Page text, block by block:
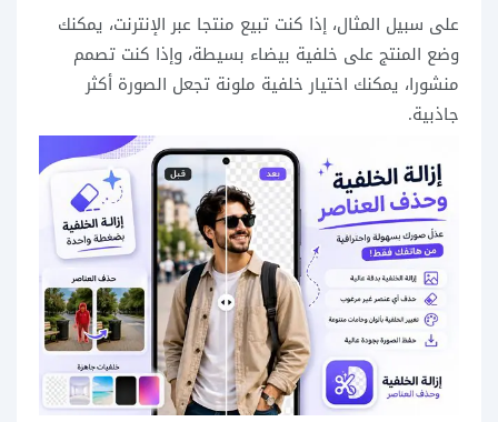
على سبيل المثال، إذا كنت تبيع منتجا عبر الإنترنت، يمكنك
وضع المنتج على خلفية بيضاء بسيطة، وإذا كنت تصمم
منشورا، يمكنك اختيار خلفية ملونة تجعل الصورة أكثر
جاذبية.